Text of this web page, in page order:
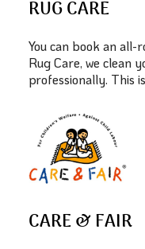
RUG CARE
You can book an all-
Rug Care, we clean
professionally. This
CARE & FAIR